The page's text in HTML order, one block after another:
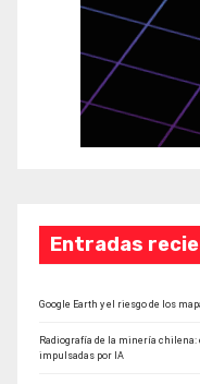
Entradas
Google Earth y el riesgo de los
Radiografía de la minería
impulsadas por IA